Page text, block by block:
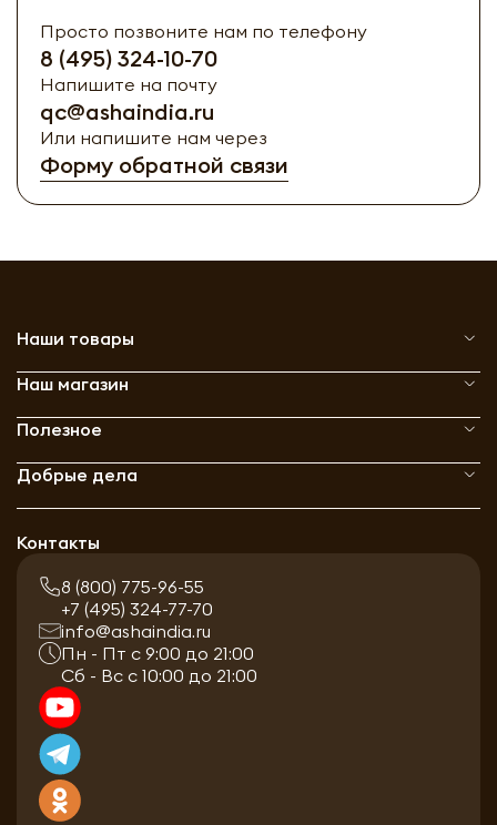
Просто позвоните нам по телефону
8 (495) 324-10-70
Напишите на почту
qc@ashaindia.ru
Или напишите нам через
Форму обратной связи
Наши товары
Наш магазин
Полезное
Добрые дела
Контакты
8 (800) 775-96-55
+7 (495) 324-77-70
info@ashaindia.ru
Пн - Пт с 9:00 до 21:00
Сб - Вс с 10:00 до 21:00